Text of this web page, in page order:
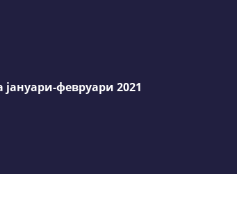
јануари-февруари 2021